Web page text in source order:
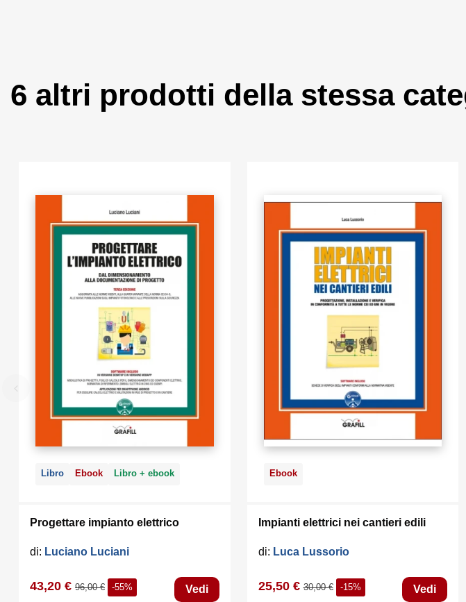
Foglio Excel
compilazione
d’interesse e
PayBack
Interno.
Link ai siti
mettono a
(risposte
Requisiti hardware
Windows Vista/7/8/
amministratore);
liberi sull’HDD; 2
6 altri prodotti della stessa
Libro Ebook Libro + ebook
Progettare impianto elettrico
di: Luciano Luciani
43,20 € 96,00 € -55% Vedi
Ebook
Impianti elettrici nei cantieri edili
di: Luca Lussorio
25,50 €30,00 € -15% Vedi